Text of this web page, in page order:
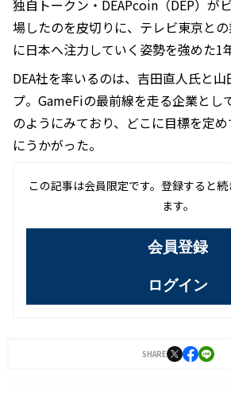
独自トークン・DEAPcoin（DEP）が
場したのを皮切りに、テレビ東京と
に日本へ注力していく姿勢を強めた1
DEA社を率いるのは、吉田直人氏と
プ。GameFiの最前線を走る企業とし
のようにみており、どこに目標を定
にうかがった。
この記事は会員限定です。登録すると
ます。
会員登録
ログイン
SHARE